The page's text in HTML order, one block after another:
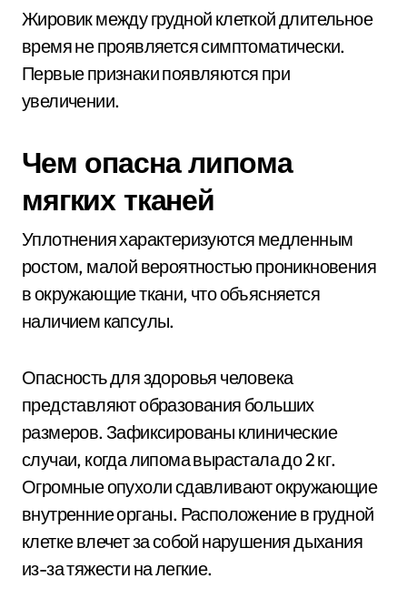
Жировик между грудной клеткой длительное
время не проявляется симптоматически.
Первые признаки появляются при
увеличении.
Чем опасна липома
мягких тканей
Уплотнения характеризуются медленным
ростом, малой вероятностью проникновения
в окружающие ткани, что объясняется
наличием капсулы.
Опасность для здоровья человека
представляют образования больших
размеров. Зафиксированы клинические
случаи, когда липома вырастала до 2 кг.
Огромные опухоли сдавливают окружающие
внутренние органы. Расположение в грудной
клетке влечет за собой нарушения дыхания
из-за тяжести на легкие.